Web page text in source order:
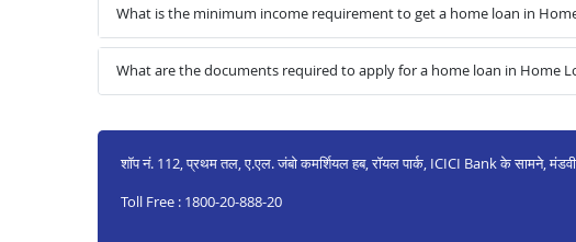
What is the minimum income requirement to get a home loan in
What are the documents required to apply for a home loan in Home
शॉप नं. 112, प्रथम तल, ए.एल. जंबो कमर्शियल हब, रॉयल पार्क, ICICI Bank के सामने,
Toll Free : 1800-20-888-20